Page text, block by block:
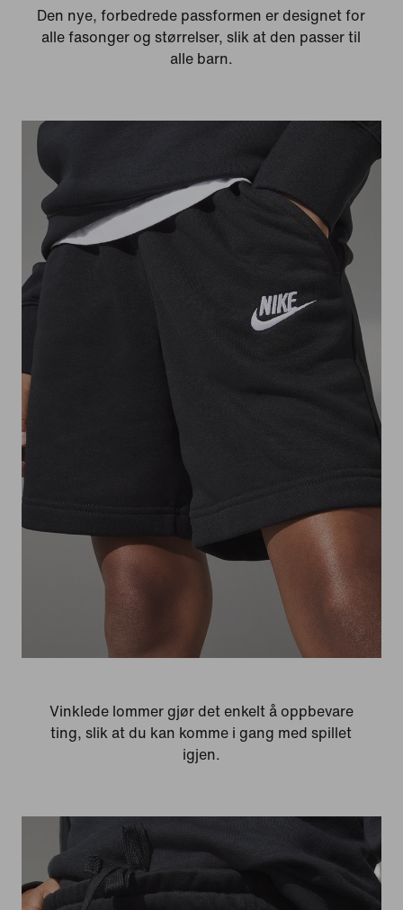
Den nye, forbedrede passformen er designet for
alle fasonger og størrelser, slik at den passer til
alle barn.
Vinklede lommer gjør det enkelt å oppbevare
ting, slik at du kan komme i gang med spillet
igjen.